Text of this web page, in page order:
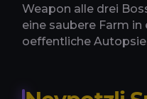
Weapon alle drei
eine saubere Farm
oeffentliche